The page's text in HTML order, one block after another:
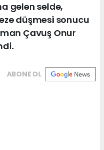
gelen selde,
düşmesi sonucu
Çavuş Onur
ABONE OL